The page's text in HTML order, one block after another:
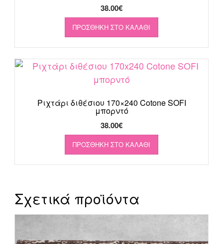
38.00€
ΠΡΟΣΘΉΚΗ ΣΤΟ ΚΑΛΆΘΙ
Ριχτάρι διθέσιου 170×240 Cotone SOFI
μπορντό
38.00€
ΠΡΟΣΘΉΚΗ ΣΤΟ ΚΑΛΆΘΙ
Σχετικά προϊόντα